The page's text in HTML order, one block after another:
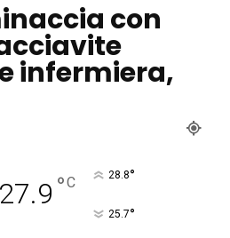
con
infermiera,
27.9 °C 28.8°
25.7°